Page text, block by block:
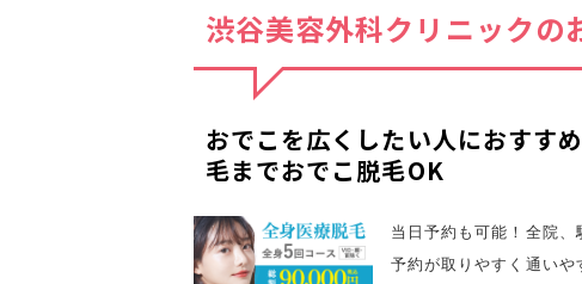
渋谷美容外科クリニックの
おでこを広くしたい人におすす
毛までおでこ脱毛OK
当日予約も可能！全院、
予約が取りやすく通いや